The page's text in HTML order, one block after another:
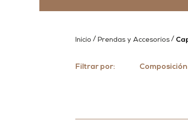
Inicio Prendas y Accesorios
Filtrar por: Composición